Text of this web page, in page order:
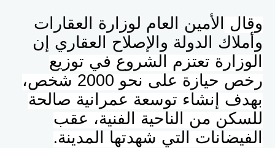
وقال الأمين العام لوزارة العقارات
وأملاك الدولة والإصلاح العقاري إن
الوزارة تعتزم الشروع في توزيع
رخص حيازة على نحو 2000 شخص،
بهدف إنشاء توسعة عمرانية صالحة
للسكن من الناحية الفنية، عقب
الفيضانات التي شهدتها المدينة.